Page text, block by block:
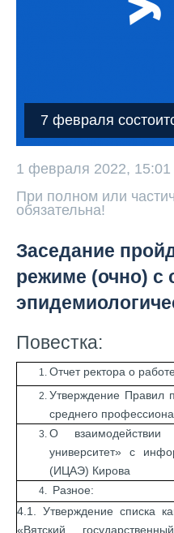
7 февраля
1 февраля 2022, 15:01
При полном или
обязательна!
Заседание
режиме (очно) с
Повестка:
Отчет ректора о
Утверждение Правил
среднего
О
университет» с
(ИЦАЭ) Кирова
Разное:
4.1. Утверждение списка
«Вятский